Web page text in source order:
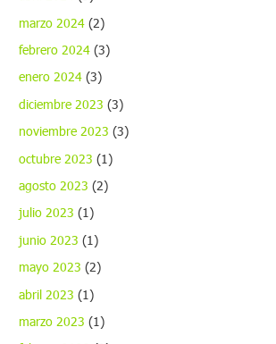
marzo 2024 (2)
febrero 2024 (3)
enero 2024 (3)
diciembre 2023 (3)
noviembre 2023 (3)
octubre 2023 (1)
agosto 2023 (2)
julio 2023 (1)
junio 2023 (1)
mayo 2023 (2)
abril 2023 (1)
marzo 2023 (1)